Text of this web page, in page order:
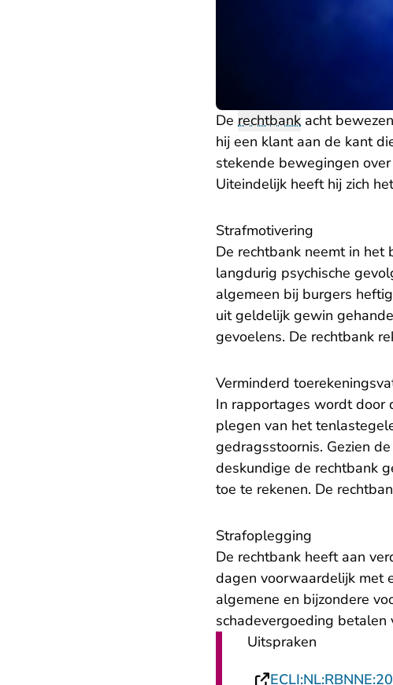
De rechtbank acht
hij een klant aan de kant
stekende bewegingen
Uiteindelijk heeft hij zich
Strafmotivering
De rechtbank neemt in het
langdurig psychische
algemeen bij burgers
uit geldelijk gewin
gevoelens. De rechtbank
Verminderd
In rapportages wordt door
plegen van het
gedragsstoornis. Gezien
deskundige de rechtbank
toe te rekenen. De
Strafoplegging
De rechtbank heeft aan
dagen voorwaardelijk met
algemene en bijzondere
schadevergoeding betalen
Uitspraken